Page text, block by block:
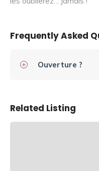
Frequently Asked
Ouverture ?
Related Listing